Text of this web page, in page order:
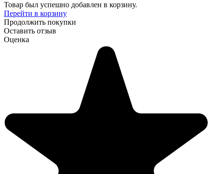
Товар был успешно добавлен в корзину.
Перейти в корзину
Продолжить покупки
Оставить отзыв
Оценка